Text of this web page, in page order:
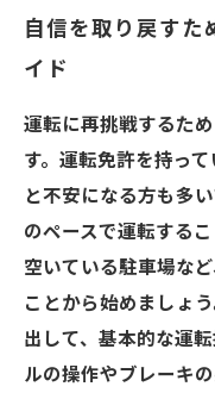
自信を取り戻すた
イド
運転に再挑戦するた
す。運転免許を持っ
と不安になる方も多
のペースで運転する
空いている駐車場な
ことから始めましょ
出して、基本的な運
ルの操作やブレーキ